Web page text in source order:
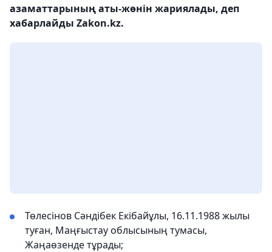
азаматтарының аты-жөнін жариялады, деп
хабарлайды Zakon.kz.
Төлесінов Сәндібек Екібайұлы, 16.11.1988 жылы
туған, Маңғыстау облысының тумасы,
Жаңаөзенде тұрады;